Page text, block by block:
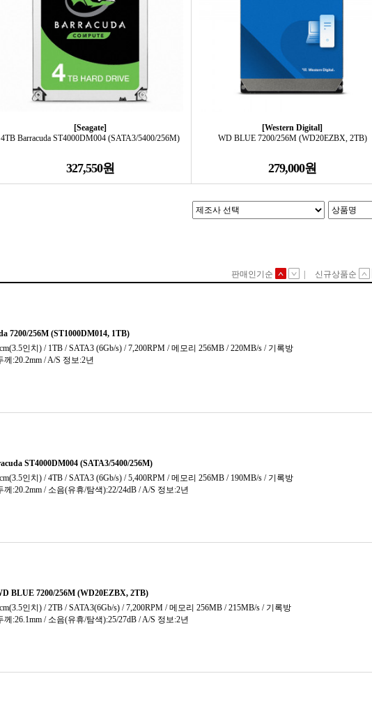
[Seagate]
4TB Barracuda ST4000DM004 (SATA3/5400/256M)
327,550원
[Western Digital]
WD BLUE 7200/256M (WD20EZBX, 2TB)
279,000원